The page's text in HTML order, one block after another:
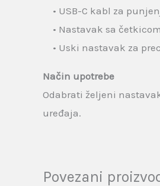
• USB-C kabl za
• Nastavak sa četkicom
• Uski nastavak za
Način upotrebe
Odabrati željeni
uređaja.
Povezani